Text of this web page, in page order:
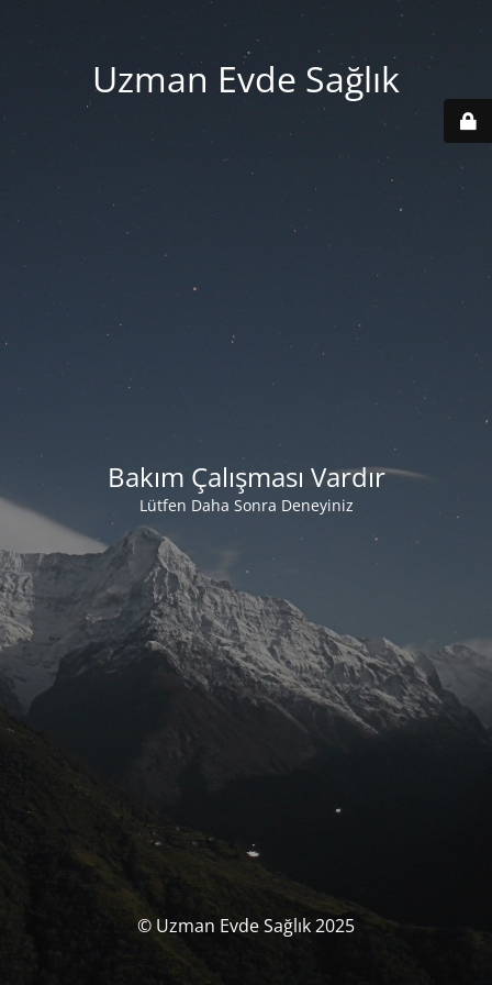
Uzman Evde Sağlık
Bakım Çalışması Vardır
Lütfen Daha Sonra Deneyiniz
© Uzman Evde Sağlık 2025